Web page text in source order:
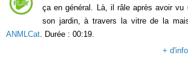
ça en général. Là, il râle après avoir vu
son jardin, à travers la vitre de la
ANMLCat . Durée : 00:19.
+